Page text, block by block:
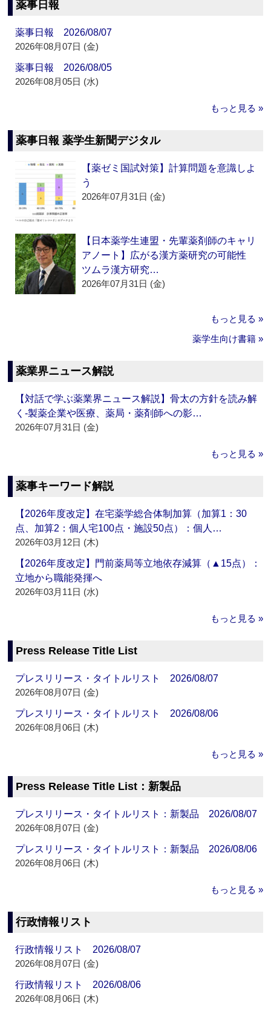
薬事日報
薬事日報 2026/08/07
2026年08月07日 (金)
薬事日報 2026/08/05
2026年08月05日 (水)
もっと見る »
薬事日報 薬学生新聞デジタル
【薬ゼミ国試対策】計算問題を意識しよ
う
2026年07月31日 (金)
【日本薬学生連盟・先輩薬剤師のキャリ
アノート】広がる漢方薬研究の可能性
ツムラ漢方研究…
2026年07月31日 (金)
もっと見る »
薬学生向け書籍 »
薬業界ニュース解説
【対話で学ぶ薬業界ニュース解説】骨太の方針を読み解
く‐製薬企業や医療、薬局・薬剤師への影…
2026年07月31日 (金)
もっと見る »
薬事キーワード解説
【2026年度改定】在宅薬学総合体制加算（加算1：30
点、加算2：個人宅100点・施設50点）：個人…
2026年03月12日 (木)
【2026年度改定】門前薬局等立地依存減算（▲15点）：
立地から職能発揮へ
2026年03月11日 (水)
もっと見る »
Press Release Title List
プレスリリース・タイトルリスト 2026/08/07
2026年08月07日 (金)
プレスリリース・タイトルリスト 2026/08/06
2026年08月06日 (木)
もっと見る »
Press Release Title List：新製品
プレスリリース・タイトルリスト：新製品 2026/08/07
2026年08月07日 (金)
プレスリリース・タイトルリスト：新製品 2026/08/06
2026年08月06日 (木)
もっと見る »
行政情報リスト
行政情報リスト 2026/08/07
2026年08月07日 (金)
行政情報リスト 2026/08/06
2026年08月06日 (木)